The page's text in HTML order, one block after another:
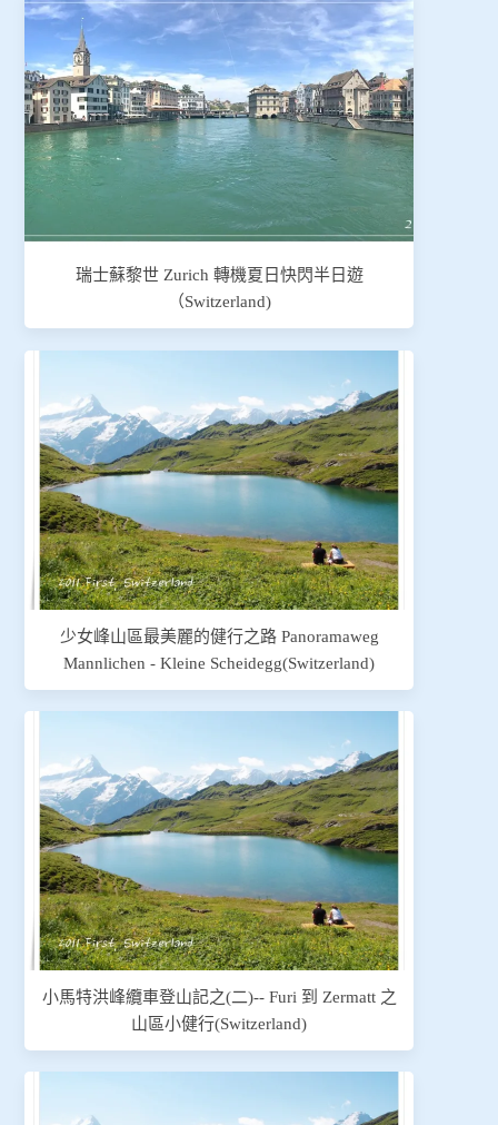
瑞士蘇黎世 Zurich 轉機夏日快閃半日遊
（Switzerland)
少女峰山區最美麗的健行之路 Panoramaweg
Mannlichen - Kleine Scheidegg(Switzerland)
小馬特洪峰纜車登山記之(二)-- Furi 到 Zermatt 之
山區小健行(Switzerland)